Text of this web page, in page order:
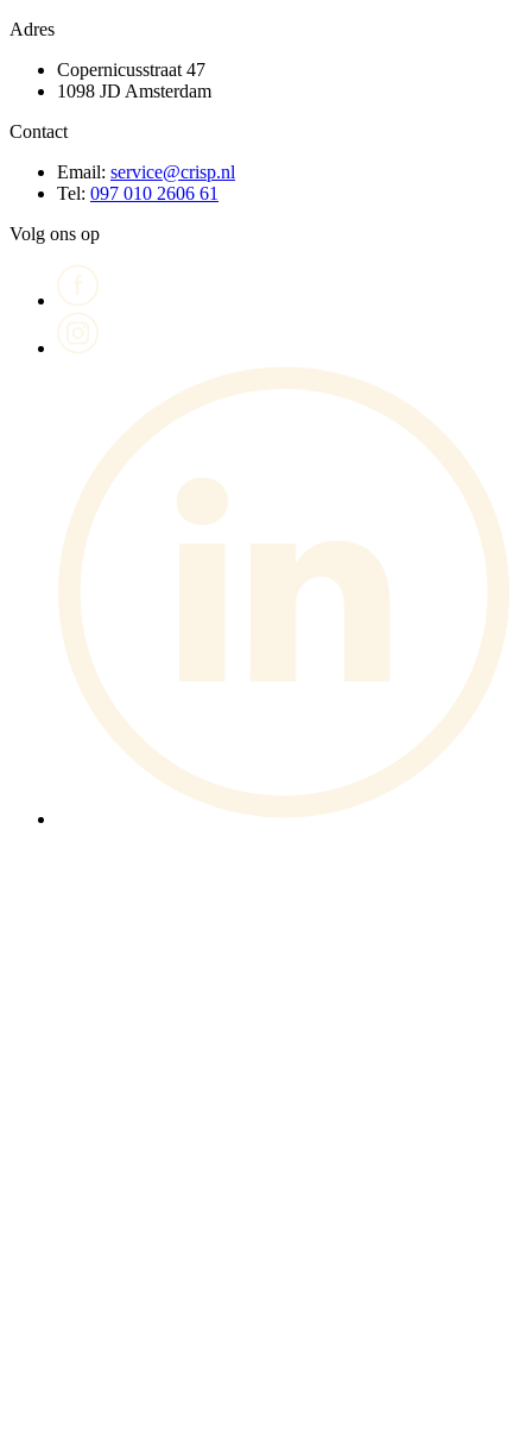
Adres
Copernicusstraat 47
1098 JD Amsterdam
Contact
Email: service@crisp.nl
Tel: 097 010 2606 61
Volg ons op